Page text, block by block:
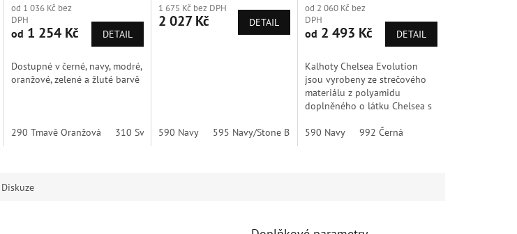
od 1 036 Kč bez
DPH
od 1 254 Kč DETAIL
Dostupné v černé, navy, modré,
oranžové, zelené a žluté barvě
290 Tmavě Oranžová 310 Světle Žlutá 490 Tmavě Zelená 530 Závodní Modrá 590 Navy
1 675 Kč bez DPH
2 027 Kč DETAIL
590 Navy 595 Navy/Stone Blue 990 Černá
od 2 060 Kč bez
DPH
od 2 493 Kč DETAIL
Kalhoty Chelsea Evolution
jsou vyrobeny ze strečového
materiálu z polyamidu
doplněného o látku Chelsea s
Moderní a anatomicky
590 Navy 992 Černá
Diskuze